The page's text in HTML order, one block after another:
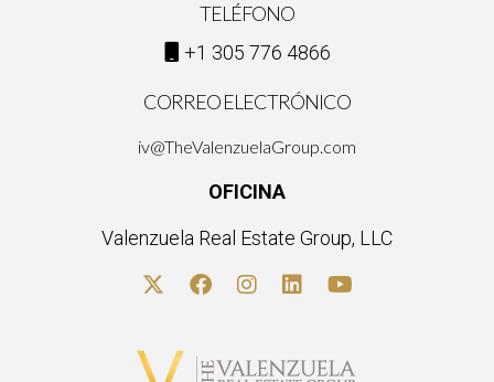
TELÉFONO
+1 305 776 4866
CORREO ELECTRÓNICO
iv@TheValenzuelaGroup.com
OFICINA
Valenzuela Real Estate Group, LLC